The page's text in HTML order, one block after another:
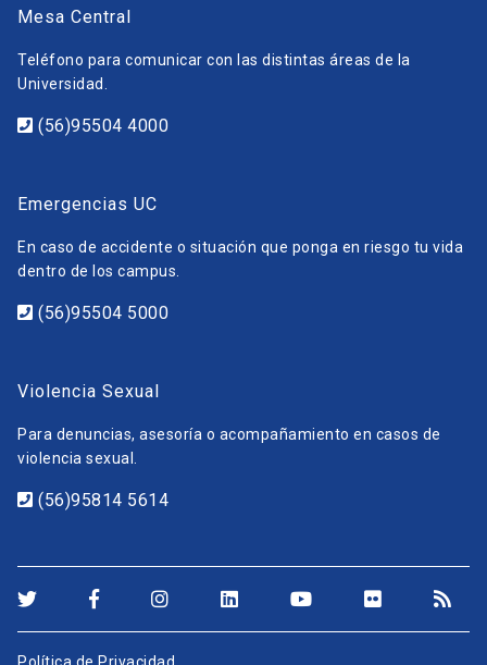
Mesa Central
Teléfono para comunicar con las distintas áreas de la
Universidad.
(56)95504 4000
Emergencias UC
En caso de accidente o situación que ponga en riesgo tu vida
dentro de los campus.
(56)95504 5000
Violencia Sexual
Para denuncias, asesoría o acompañamiento en casos de
violencia sexual.
(56)95814 5614
Política de Privacidad